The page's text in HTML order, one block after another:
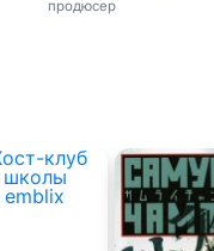
продюсер